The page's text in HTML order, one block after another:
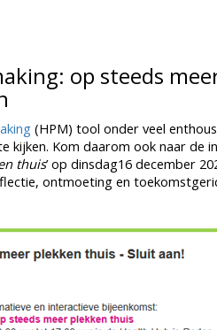
op steeds
(HPM) tool onder veel
kijken. Kom daarom ook naar de
thuis’ op dinsdag16 december
ontmoeting en